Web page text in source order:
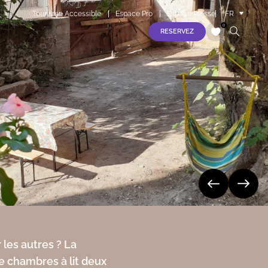
jeudi 06 août
vendredi 07 août
samedi 08 août
dimanche 09 août
lundi 10 août
RESERVEZ
0
Tourisme Accessible Espace Pro Espace Presse
FR
EN
ES
autres ? La
chambres à lit deux